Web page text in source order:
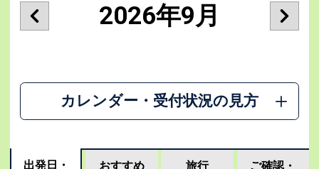
2026年9月
カレンダー・受付状況の見方
出発日・
おすすめ
旅行
ご確認・